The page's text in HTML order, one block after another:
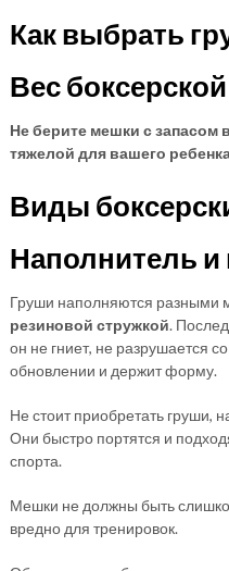
Как выбрать
Вес
Не берите мешки с запасом
тяжелой для вашего
Виды
Наполнитель и
Груши наполняются разными
резиновой стружкой.
он не гниет, не разрушается
обновлении и держит форму.
Не стоит приобретать груши,
Они быстро портятся и
спорта.
Мешки не должны быть
вредно для тренировок.